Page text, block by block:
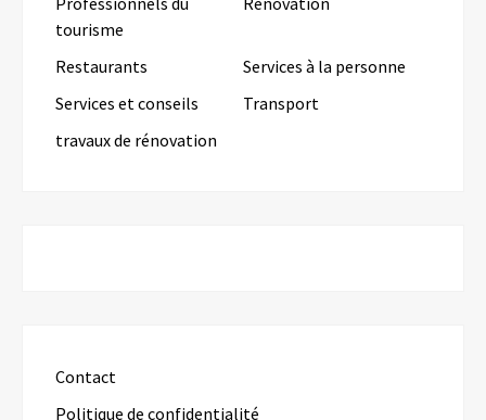
tourisme
Restaurants
Services à la personne
Services et conseils
Transport
travaux de rénovation
Contact
Politique de confidentialité